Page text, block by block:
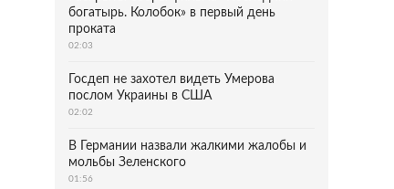
богатырь. Колобок» в первый день
проката
02:03
Госдеп не захотел видеть Умерова
послом Украины в США
02:02
В Германии назвали жалкими жалобы и
мольбы Зеленского
01:56